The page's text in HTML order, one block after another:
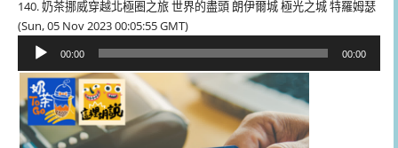
140. 奶茶挪威穿越北極圈之旅 世界的盡頭 朗伊爾城 極光之城 特羅姆瑟
(Sun, 05 Nov 2023 00:05:55 GMT)
播
放
器
00:00 00:00